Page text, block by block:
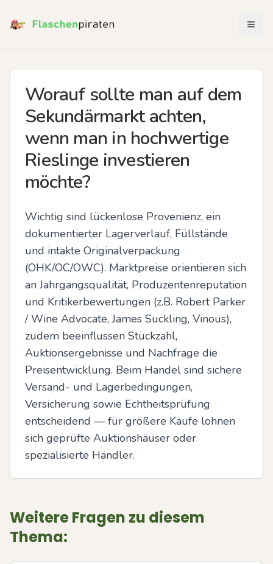
Worauf sollte man auf dem
Sekundärmarkt achten,
wenn man in hochwertige
Rieslinge investieren
möchte?
Wichtig sind lückenlose Provenienz, ein
dokumentierter Lagerverlauf, Füllstände
und intakte Originalverpackung
(OHK/OC/OWC). Marktpreise orientieren sich
an Jahrgangsqualität, Produzentenreputation
und Kritikerbewertungen (z.B. Robert Parker
/ Wine Advocate, James Suckling, Vinous),
zudem beeinflussen Stückzahl,
Auktionsergebnisse und Nachfrage die
Preisentwicklung. Beim Handel sind sichere
Versand- und Lagerbedingungen,
Versicherung sowie Echtheitsprüfung
entscheidend — für größere Käufe lohnen
sich geprüfte Auktionshäuser oder
spezialisierte Händler.
Weitere Fragen zu diesem
Thema: